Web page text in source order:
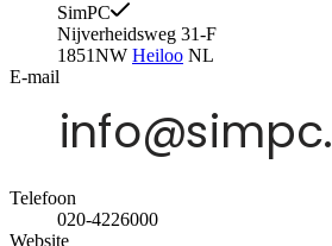
SimPC
Nijverheidsweg 31-F
1851NW Heiloo NL
E-mail
Telefoon
020-4226000
Website